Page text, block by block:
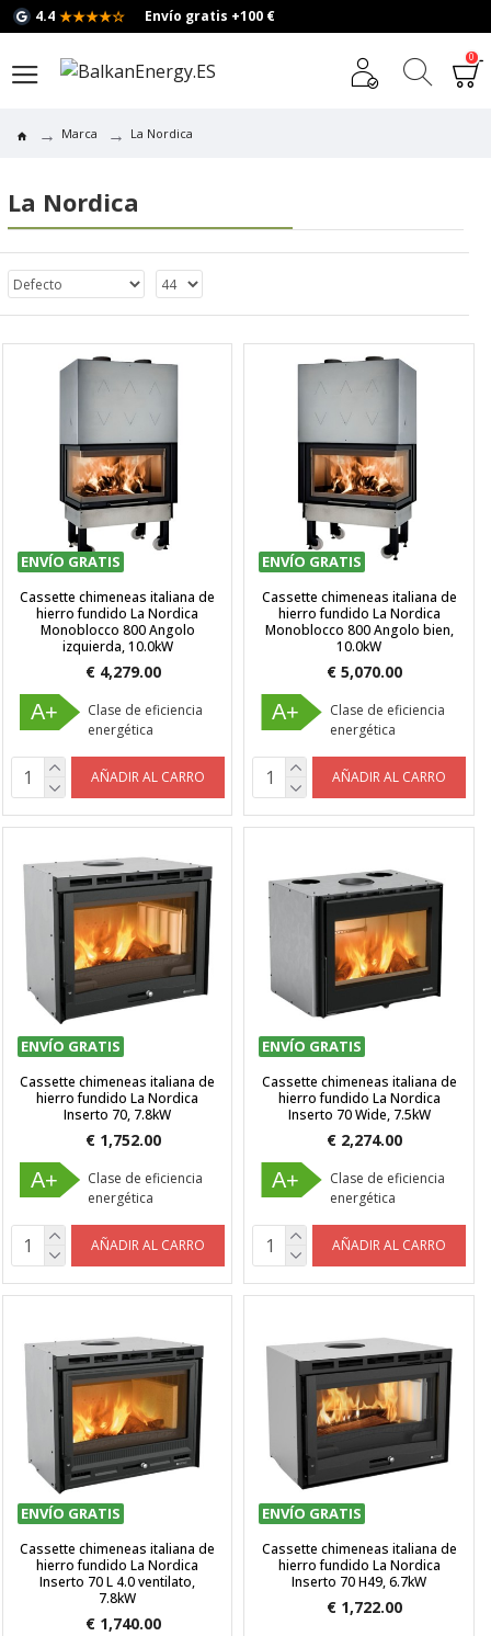
4.4 ★★★★☆ Envío gratis +100 €
0
Marca La Nordica
La Nordica
ENVÍO GRATIS
Cassette chimeneas italiana de
hierro fundido La Nordica
Monoblocco 800 Angolo
izquierda, 10.0kW
€ 4,279.00
A+
Clase de eficiencia
energética
AÑADIR AL CARRO
ENVÍO GRATIS
Cassette chimeneas italiana de
hierro fundido La Nordica
Monoblocco 800 Angolo bien,
10.0kW
€ 5,070.00
A+
Clase de eficiencia
energética
AÑADIR AL CARRO
ENVÍO GRATIS
Cassette chimeneas italiana de
hierro fundido La Nordica
Inserto 70, 7.8kW
€ 1,752.00
A+
Clase de eficiencia
energética
AÑADIR AL CARRO
ENVÍO GRATIS
Cassette chimeneas italiana de
hierro fundido La Nordica
Inserto 70 Wide, 7.5kW
€ 2,274.00
A+
Clase de eficiencia
energética
AÑADIR AL CARRO
ENVÍO GRATIS
Cassette chimeneas italiana de
hierro fundido La Nordica
Inserto 70 L 4.0 ventilato,
7.8kW
€ 1,740.00
ENVÍO GRATIS
Cassette chimeneas italiana de
hierro fundido La Nordica
Inserto 70 H49, 6.7kW
€ 1,722.00